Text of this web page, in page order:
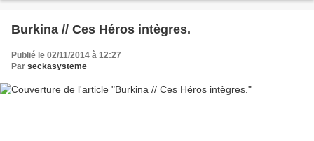
Burkina // Ces Héros intègres.
Publié le 02/11/2014 à 12:27
Par seckasysteme